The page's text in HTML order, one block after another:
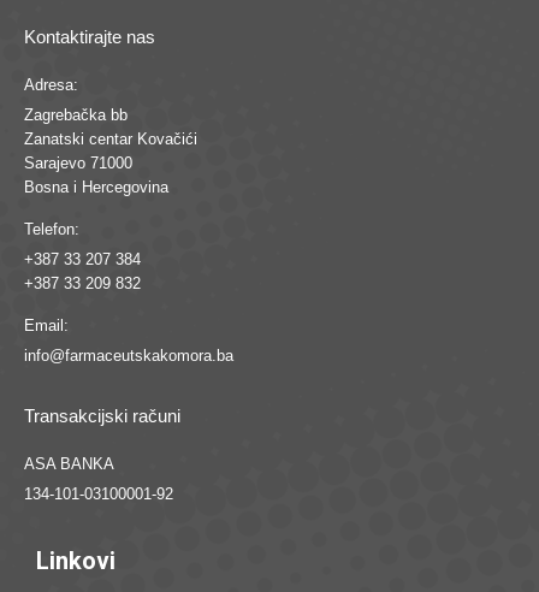
Kontaktirajte nas
Adresa:
Zagrebačka bb
Zanatski centar Kovačići
Sarajevo 71000
Bosna i Hercegovina
Telefon:
+387 33 207 384
+387 33 209 832
Email:
info@farmaceutskakomora.ba
Transakcijski računi
ASA BANKA
134-101-03100001-92
Linkovi